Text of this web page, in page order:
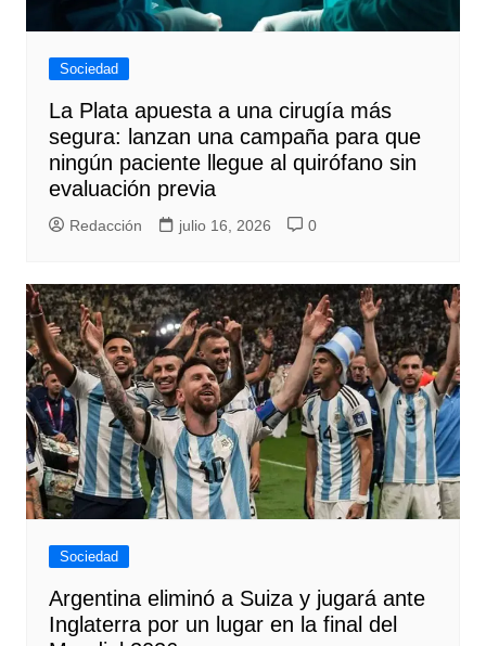
Sociedad
La Plata apuesta a una cirugía más
segura: lanzan una campaña para que
ningún paciente llegue al quirófano sin
evaluación previa
Redacción julio 16, 2026 0
Sociedad
Argentina eliminó a Suiza y jugará ante
Inglaterra por un lugar en la final del